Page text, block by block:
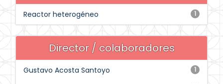
1
Reactor heterogéneo
Director / colaboradores
1
Gustavo Acosta Santoyo